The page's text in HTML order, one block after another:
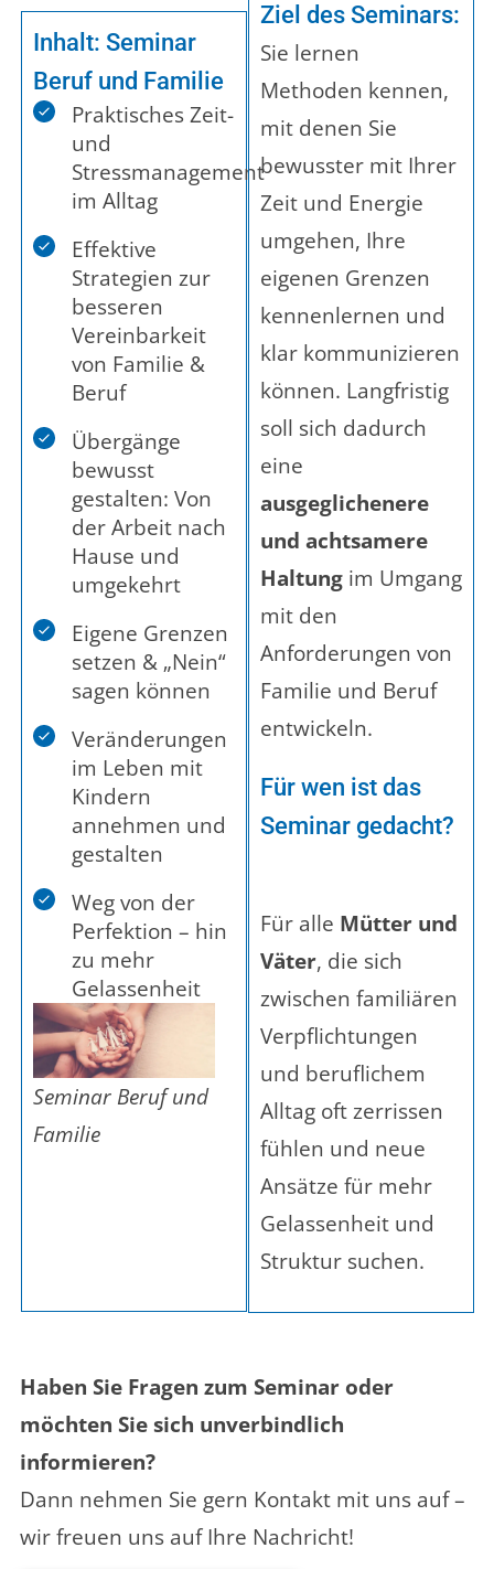
Inhalt: Seminar
Beruf und Familie
Praktisches Zeit-
und
Stressmanagement
im Alltag
Effektive
Strategien zur
besseren
Vereinbarkeit
von Familie &
Beruf
Übergänge
bewusst
gestalten: Von
der Arbeit nach
Hause und
umgekehrt
Eigene Grenzen
setzen & „Nein“
sagen können
Veränderungen
im Leben mit
Kindern
annehmen und
gestalten
Weg von der
Perfektion – hin
zu mehr
Gelassenheit
Seminar Beruf und
Familie
Ziel des Seminars:
Sie lernen
Methoden kennen,
mit denen Sie
bewusster mit Ihrer
Zeit und Energie
umgehen, Ihre
eigenen Grenzen
kennenlernen und
klar kommunizieren
können. Langfristig
soll sich dadurch
eine
ausgeglichenere
und achtsamere
Haltung im Umgang
mit den
Anforderungen von
Familie und Beruf
entwickeln.
Für wen ist das
Seminar gedacht?
Für alle Mütter und
Väter, die sich
zwischen familiären
Verpflichtungen
und beruflichem
Alltag oft zerrissen
fühlen und neue
Ansätze für mehr
Gelassenheit und
Struktur suchen.
Haben Sie Fragen zum Seminar oder
möchten Sie sich unverbindlich
informieren?
Dann nehmen Sie gern Kontakt mit uns auf –
wir freuen uns auf Ihre Nachricht!